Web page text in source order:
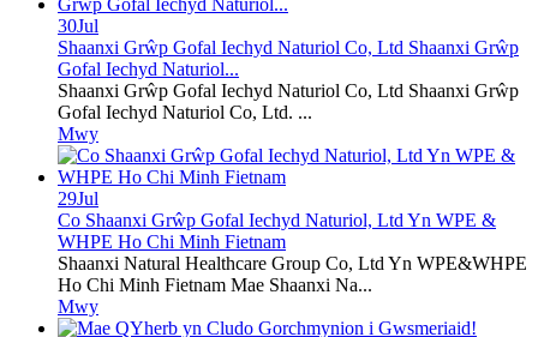
30Jul
Shaanxi Grŵp Gofal Iechyd Naturiol Co, Ltd Shaanxi Grŵp
Gofal Iechyd Naturiol...
Shaanxi Grŵp Gofal Iechyd Naturiol Co, Ltd Shaanxi Grŵp
Gofal Iechyd Naturiol Co, Ltd. ...
Mwy
29Jul
Co Shaanxi Grŵp Gofal Iechyd Naturiol, Ltd Yn WPE &
WHPE Ho Chi Minh Fietnam
Shaanxi Natural Healthcare Group Co, Ltd Yn WPE&WHPE
Ho Chi Minh Fietnam Mae Shaanxi Na...
Mwy